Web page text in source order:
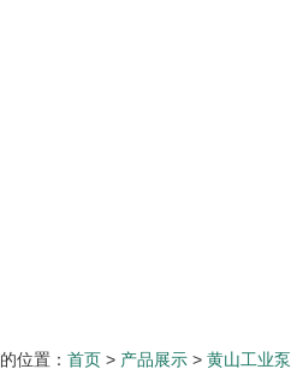
位置： 首页 > 产品展示 > 黄山工业泵